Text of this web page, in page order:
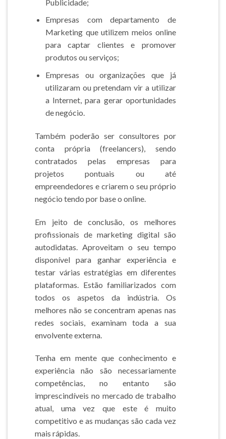
Publicidade;
Empresas com departamento de
Marketing que utilizem meios online
para captar clientes e promover
produtos ou serviços;
Empresas ou organizações que já
utilizaram ou pretendam vir a utilizar
a Internet, para gerar oportunidades
de negócio.
Também poderão ser consultores por
conta própria (freelancers), sendo
contratados pelas empresas para
projetos pontuais ou até
empreendedores e criarem o seu próprio
negócio tendo por base o online.
Em jeito de conclusão, os melhores
profissionais de marketing digital são
autodidatas. Aproveitam o seu tempo
disponível para ganhar experiência e
testar várias estratégias em diferentes
plataformas. Estão familiarizados com
todos os aspetos da indústria. Os
melhores não se concentram apenas nas
redes sociais, examinam toda a sua
envolvente externa.
Tenha em mente que conhecimento e
experiência não são necessariamente
competências, no entanto são
imprescindíveis no mercado de trabalho
atual, uma vez que este é muito
competitivo e as mudanças são cada vez
mais rápidas.